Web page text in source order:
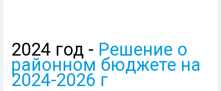
2024 год - Решение о
районном бюджете на
2024-2026 г